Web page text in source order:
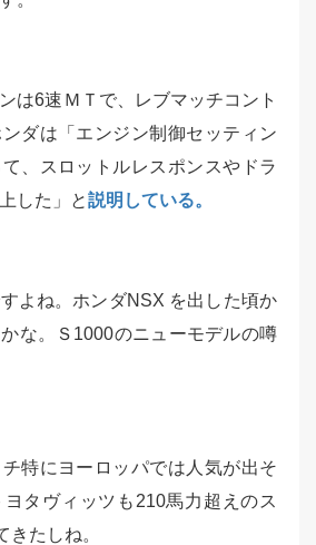
は6速ＭＴで、レブマッチコント
ダは「エンジン制御セッティン
、スロットルレスポンスやドラ
した」と説明している。
よね。ホンダNSX を出した頃か
な。Ｓ1000のニューモデルの噂
特にヨーロッパでは人気が出そ
タヴィッツも210馬力超えのス
きたしね。